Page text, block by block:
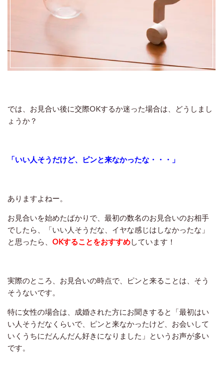
では、お見合い後に交際OKするか迷った場合は、どうしまし
ょうか？
「いい人そうだけど、ピンと来なかったな・・・」
ありますよねー。
お見合いを始めたばかりで、最初の数名のお見合いのお相手
でしたら、「いい人そうだな、イヤな感じはしなかったな」
と思ったら、 OKすることをおすすめしています！
実際のところ、お見合いの時点で、ピンと来ることは、そう
そうないです。
特に女性の場合は、成婚された方にお聞きすると「最初はい
い人そうだなくらいで、ピンと来なかったけど、お会いして
いくうちにだんんだん好きになりました」というお声が多い
です。